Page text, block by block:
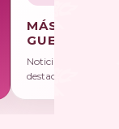
MÁS SOBRE
Noticias, galerías y
destacadas.